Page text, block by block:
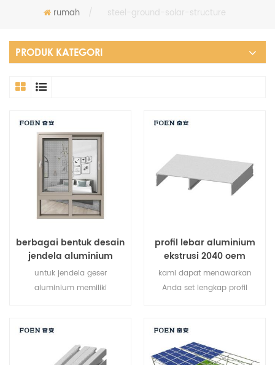
rumah / steel-ground-solar-structure
PRODUK KATEGORI
berbagai bentuk desain
jendela aluminium
untuk jendela geser
aluminium memiliki
untuk memungkinkan
ventilasi penuh atas ke
bawah. karena selempang
profil lebar aluminium
ekstrusi 2040 oem
kami dapat menawarkan
Anda set lengkap profil
aluminium pasir.